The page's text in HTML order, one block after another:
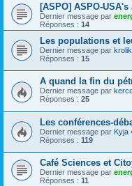
[ASPO] ASPO-
Dernier message par
Réponses : 14
Les populations et
Dernier message par krolik
Réponses : 15
A quand la fin du
Dernier message par
Réponses : 25
Les conférences-
Dernier message par Kyja
Réponses : 119
Café Sciences et
Dernier message par
Réponses : 11